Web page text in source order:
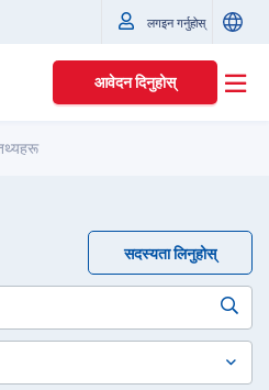
लगइन गर्नुहोस्
आवेदन दिनुहोस्
सदस्यता लिनुहोस्